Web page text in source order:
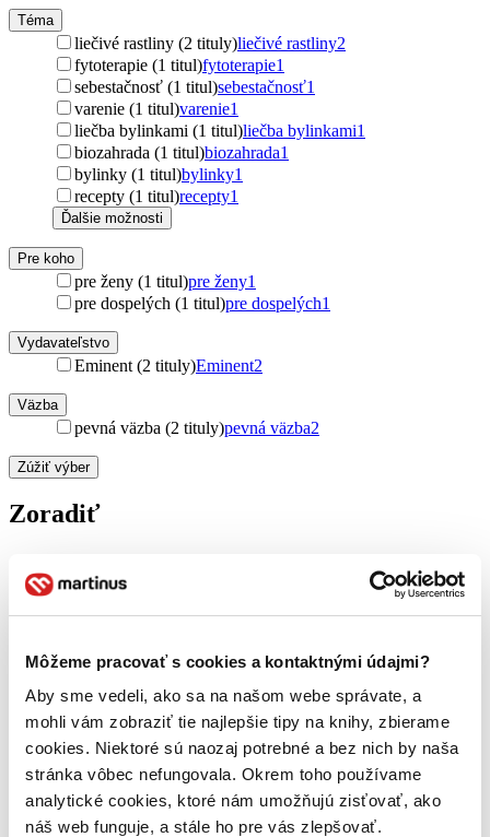
Môžeme pracovať s cookies a kontaktnými údajmi?
Aby sme vedeli, ako sa na našom webe správate, a
mohli vám zobraziť tie najlepšie tipy na knihy, zbierame
cookies. Niektoré sú naozaj potrebné a bez nich by naša
stránka vôbec nefungovala. Okrem toho používame
analytické cookies, ktoré nám umožňujú zisťovať, ako
náš web funguje, a stále ho pre vás zlepšovať.
Téma
liečivé rastliny (2 tituly)liečivé rastliny2
fytoterapie (1 titul)fytoterapie1
sebestačnosť (1 titul)sebestačnosť1
varenie (1 titul)varenie1
liečba bylinkami (1 titul)liečba bylinkami1
biozahrada (1 titul)biozahrada1
bylinky (1 titul)bylinky1
recepty (1 titul)recepty1
Ďalšie možnosti
Pre koho
pre ženy (1 titul)pre ženy1
pre dospelých (1 titul)pre dospelých1
Vydavateľstvo
Eminent (2 tituly)Eminent2
Väzba
pevná väzba (2 tituly)pevná väzba2
Zúžiť výber
Zoradiť
Bestsellery
Novinky
Najdrahšie
Najlacnejšie
Najvyššia zľava